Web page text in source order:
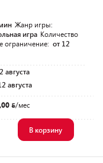
Жанр игры:
игра Количество
ограничение: от 12
августа
августа
/мес
В корзину